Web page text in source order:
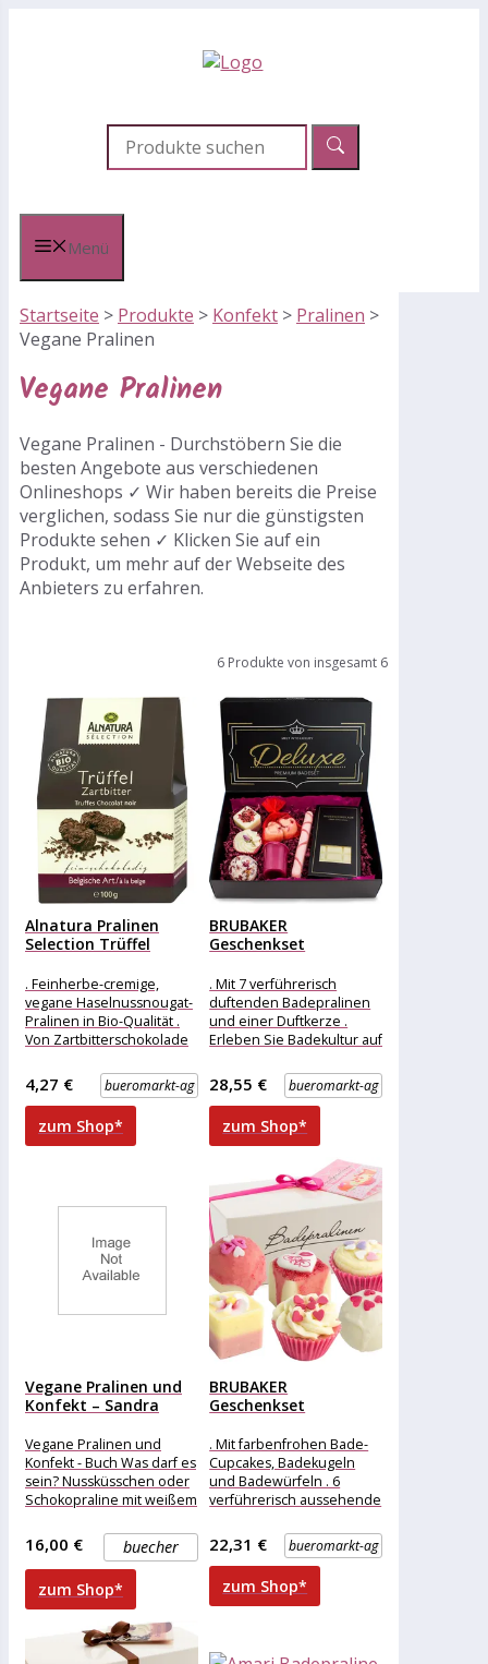
Menü
Startseite > Produkte > Konfekt > Pralinen >
Vegane Pralinen
Vegane Pralinen
Vegane Pralinen - Durchstöbern Sie die
besten Angebote aus verschiedenen
Onlineshops ✓ Wir haben bereits die Preise
verglichen, sodass Sie nur die günstigsten
Produkte sehen ✓ Klicken Sie auf ein
Produkt, um mehr auf der Webseite des
Anbieters zu erfahren.
6 Produkte von insgesamt 6
Alnatura Pralinen
Selection Trüffel
. Feinherbe-cremige,
vegane Haselnussnougat-
Pralinen in Bio-Qualität .
Von Zartbitterschokolade
Schokoladenrapseln
dekoriert . Hergestellt in
Belgien Merkmale:
Eigenschaft:
bueromarkt-ag
4,27 €
zum Shop*
BRUBAKER
Geschenkset
Cranberry,
Badepralinen-Set,
handgemacht...
. Mit 7 verführerisch
duftenden Badepralinen
und einer Duftkerze .
Erleben Sie Badekultur auf
8-teiligen Deluxebueromarkt-ag
28,55 €
zum Shop*
Vegane Pralinen und
Konfekt – Sandra
Vegane Pralinen und
Konfekt - Buch Was darf es
sein? Nussküsschen oder
Schokopraline mit weißem
oder Himbeerkonfekt?Von
eigener
buecher
16,00 €
zum Shop*
BRUBAKER
Geschenkset
und Hearts,
Badepralinen-Set,...
. Mit farbenfrohen Bade-
Cupcakes, Badekugeln
und Badewürfeln . 6
verführerisch aussehende
besondere Badeerlebnis .
Handgefertigt, vegan und
bueromarkt-ag
22,31 €
zum Shop*